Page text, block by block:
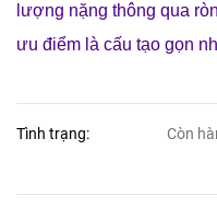
lượng nặng thông qua
ưu điểm là cấu tạo gọn
Tình trạng: Còn